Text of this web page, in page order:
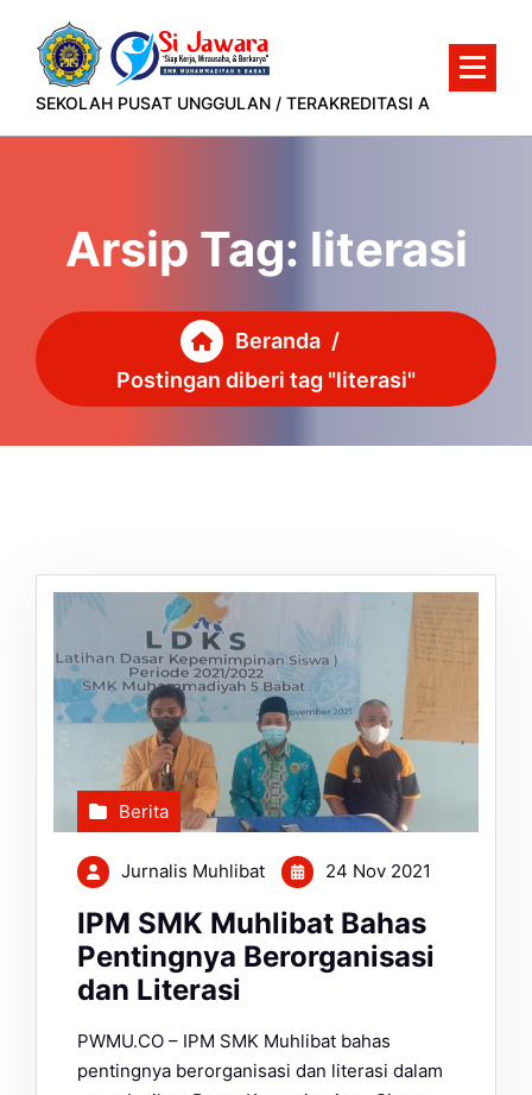
konten
SEKOLAH PUSAT UNGGULAN / TERAKREDITASI A
Arsip Tag: literasi
Beranda /
Postingan diberi tag "literasi"
Berita
Jurnalis Muhlibat 24 Nov 2021
IPM SMK Muhlibat Bahas
Pentingnya Berorganisasi
dan Literasi
PWMU.CO – IPM SMK Muhlibat bahas
pentingnya berorganisasi dan literasi dalam